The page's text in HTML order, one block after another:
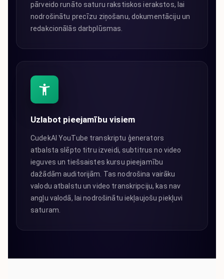
pārveido runāto saturu rakstiskos ierakstos, lai
nodrošinātu precīzu ziņošanu, dokumentāciju un
redakcionālās darbplūsmas.
Uzlabot pieejamību visiem
CudekAI YouTube transkriptu ģenerators
atbalsta slēpto titru izveidi, subtitrus no video
ieguves un tiešsaistes kursu pieejamību
dažādām auditorijām. Tas nodrošina vairāku
valodu atbalstu un video transkripciju, kas nav
angļu valodā, lai nodrošinātu iekļaujošu piekļuvi
saturam.